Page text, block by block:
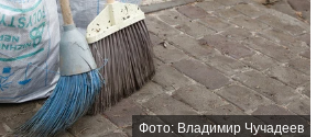
Фото: Владимир Чучадеев